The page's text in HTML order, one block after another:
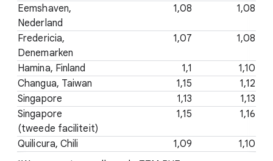
Eemshaven,
Nederland
1,08 1,08
Fredericia,
Denemarken
1,07 1,08
Hamina, Finland 1,1
1,10
Changua, Taiwan
1,15
1,12
Singapore
1,13
1,13
Singapore
(tweede faciliteit)
1,15 1,16
Quilicura, Chili 1,09
1,10